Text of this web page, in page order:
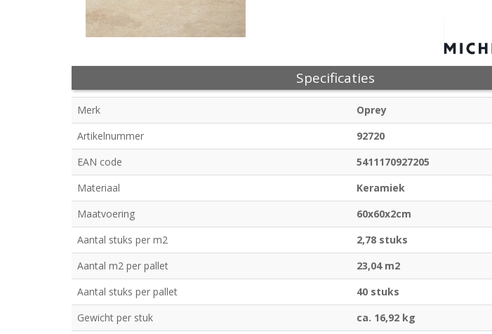
Specificaties
Merk
Oprey
Artikelnummer
92720
EAN code
5411170927205
Materiaal
Keramiek
Maatvoering
60x60x2cm
Aantal stuks per m2
2,78 stuks
Aantal m2 per pallet
23,04 m2
Aantal stuks per pallet
40 stuks
Gewicht per stuk
ca. 16,92 kg